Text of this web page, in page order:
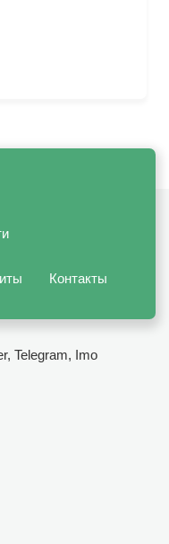
Контакты
Telegram, Imo